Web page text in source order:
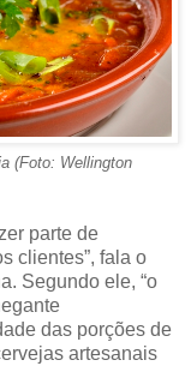
Wellington
parte de
clientes”, fala o
Segundo ele, “o
das porções de
artesanais